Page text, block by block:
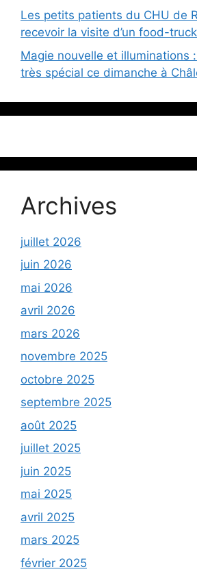
Les petits patients du CHU de
recevoir la visite d’un food-truck
Magie nouvelle et illuminations
très spécial ce dimanche à
Archives
juillet 2026
juin 2026
mai 2026
avril 2026
mars 2026
novembre 2025
octobre 2025
septembre 2025
août 2025
juillet 2025
juin 2025
mai 2025
avril 2025
mars 2025
février 2025